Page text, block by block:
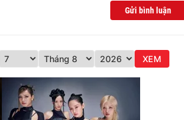
Gửi bình luận
XEM